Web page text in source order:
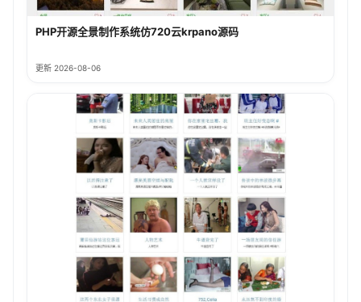
PHP开源全景制作系统仿720云krpano源码
更新 2026-08-06